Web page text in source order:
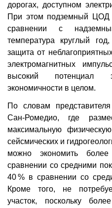
дорогах, доступном
При этом подземный ЦОД
сравнении с
температура круглый
защита от
электромагнитных
высокий потенциал
экономичности в целом.
По словам
Сан-Ромедио, где
максимальную
сейсмических и
можно экономить
сравнении со средними
40 % в сравнении со
Кроме того, не
участок, поскольку